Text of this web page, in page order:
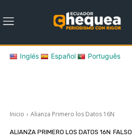
Inglés Español Português
Inicio Alianza Primero los Datos 16N
ALIANZA PRIMERO LOS DATOS 16N FALSO